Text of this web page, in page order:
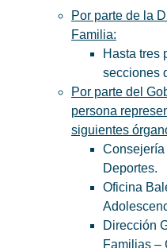
Por parte de la
Familia:
Hasta tres
secciones
Por parte del
persona
siguientes
Consejería
Deportes.
Oficina
Dirección
Familias –